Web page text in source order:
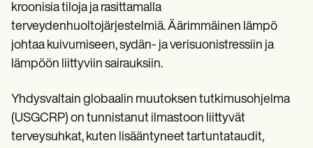
Pricing
Why Carepatron?
Get started
kroonisia tiloja ja rasittamalla
terveydenhuoltojärjestelmiä. Äärimmäinen lämpö
johtaa kuivumiseen, sydän- ja verisuonistressiin ja
lämpöön liittyviin sairauksiin.
Yhdysvaltain globaalin muutoksen tutkimusohjelma
(USGCRP) on tunnistanut ilmastoon liittyvät
terveysuhkat, kuten lisääntyneet tartuntataudit,